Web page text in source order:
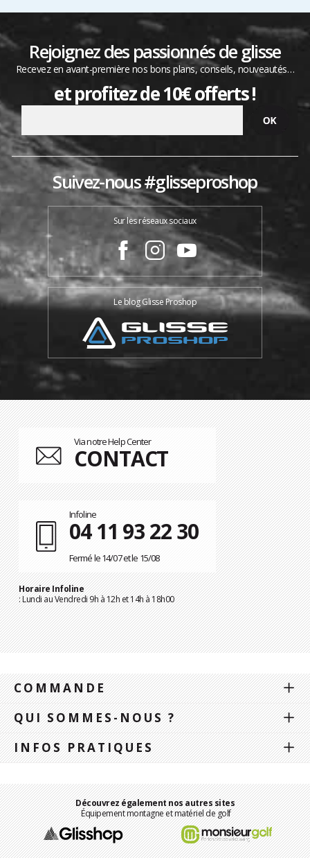
Rejoignez des passionnés de glisse
Recevez en avant-première nos bons plans, conseils, nouveautés…
et profitez de 10€ offerts !
Suivez-nous #glisseproshop
Sur les réseaux sociaux
Le blog Glisse Proshop
Via notre Help Center
CONTACT
Infoline
04 11 93 22 30
Fermé le 14/07 et le 15/08
Horaire Infoline
: Lundi au Vendredi 9h à 12h et 14h à 18h00
COMMANDE
QUI SOMMES-NOUS ?
INFOS PRATIQUES
Découvrez également nos autres sites
Équipement montagne et matériel de golf